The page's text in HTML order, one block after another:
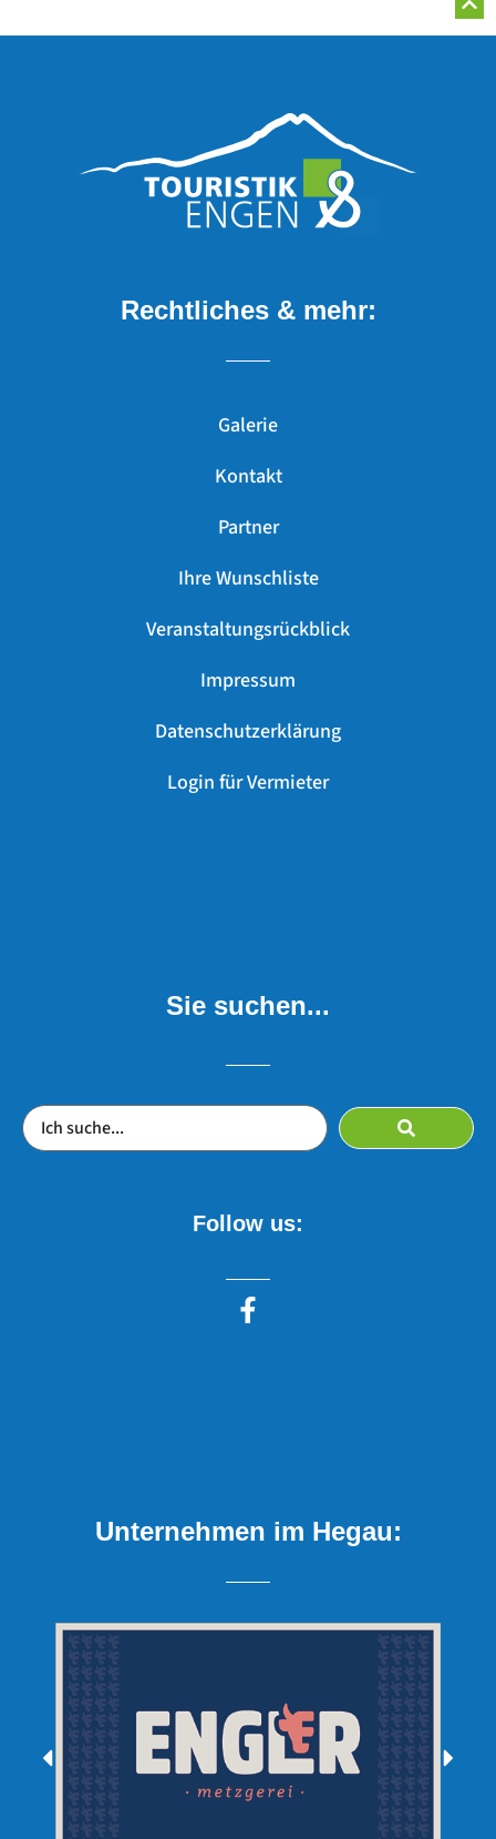
Rechtliches & mehr:
Galerie
Kontakt
Partner
Ihre Wunschliste
Veranstaltungsrückblick
Impressum
Datenschutzerklärung
Login für Vermieter
Sie suchen...
Follow us:
Unternehmen im Hegau: